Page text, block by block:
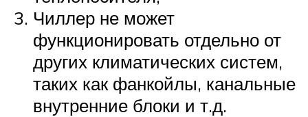
Чиллер не может
функционировать отдельно от
других климатических систем,
таких как фанкойлы, канальные
внутренние блоки и т.д.